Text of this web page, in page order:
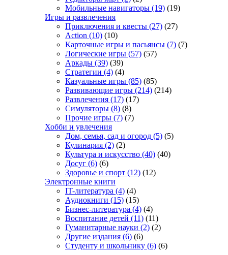
Мобильные навигаторы (19) (19)
Игры и развлечения
Приключения и квесты (27) (27)
Action (10) (10)
Карточные игры и пасьянсы (7) (7)
Логические игры (57) (57)
Аркады (39) (39)
Стратегии (4) (4)
Казуальные игры (85) (85)
Развивающие игры (214) (214)
Развлечения (17) (17)
Симуляторы (8) (8)
Прочие игры (7) (7)
Хобби и увлечения
Дом, семья, сад и огород (5) (5)
Кулинария (2) (2)
Культура и искусство (40) (40)
Досуг (6) (6)
Здоровье и спорт (12) (12)
Электронные книги
IT-литература (4) (4)
Аудиокниги (15) (15)
Бизнес-литература (4) (4)
Воспитание детей (11) (11)
Гуманитарные науки (2) (2)
Другие издания (6) (6)
Студенту и школьнику (6) (6)